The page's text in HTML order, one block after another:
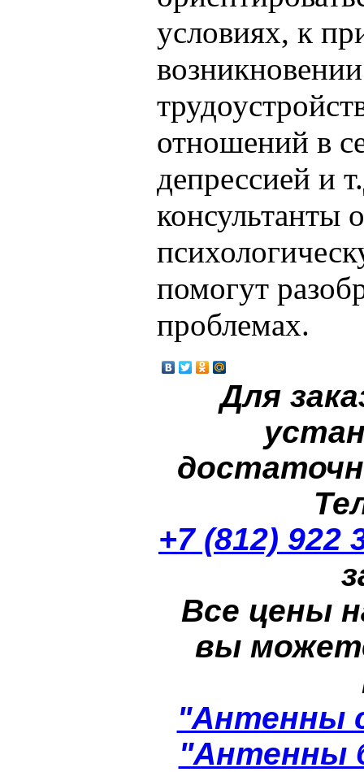
условиях, к
отношений в
депрессией и
консультанты
помогут
проблемах.
Для
+7 (812) 922
Все цены
вы
"Антенны
"Антенны